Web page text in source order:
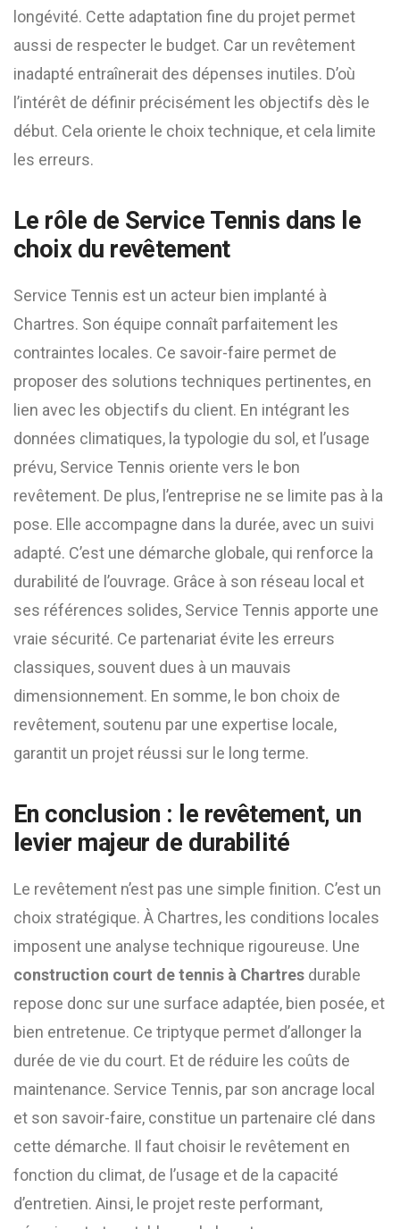
longévité. Cette adaptation fine du projet permet
aussi de respecter le budget. Car un revêtement
inadapté entraînerait des dépenses inutiles. D’où
l’intérêt de définir précisément les objectifs dès le
début. Cela oriente le choix technique, et cela limite
les erreurs.
Le rôle de Service Tennis dans le
choix du revêtement
Service Tennis est un acteur bien implanté à
Chartres. Son équipe connaît parfaitement les
contraintes locales. Ce savoir-faire permet de
proposer des solutions techniques pertinentes, en
lien avec les objectifs du client. En intégrant les
données climatiques, la typologie du sol, et l’usage
prévu, Service Tennis oriente vers le bon
revêtement. De plus, l’entreprise ne se limite pas à la
pose. Elle accompagne dans la durée, avec un suivi
adapté. C’est une démarche globale, qui renforce la
durabilité de l’ouvrage. Grâce à son réseau local et
ses références solides, Service Tennis apporte une
vraie sécurité. Ce partenariat évite les erreurs
classiques, souvent dues à un mauvais
dimensionnement. En somme, le bon choix de
revêtement, soutenu par une expertise locale,
garantit un projet réussi sur le long terme.
En conclusion : le revêtement, un
levier majeur de durabilité
Le revêtement n’est pas une simple finition. C’est un
choix stratégique. À Chartres, les conditions locales
imposent une analyse technique rigoureuse. Une
construction court de tennis à Chartres durable
repose donc sur une surface adaptée, bien posée, et
bien entretenue. Ce triptyque permet d’allonger la
durée de vie du court. Et de réduire les coûts de
maintenance. Service Tennis, par son ancrage local
et son savoir-faire, constitue un partenaire clé dans
cette démarche. Il faut choisir le revêtement en
fonction du climat, de l’usage et de la capacité
d’entretien. Ainsi, le projet reste performant,